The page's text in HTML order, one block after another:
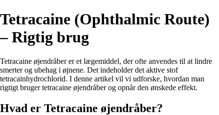
Tetracaine (Ophthalmic Route)
– Rigtig brug
Tetracaine øjendråber er et lægemiddel, der ofte anvendes til at lindre
smerter og ubehag i øjnene. Det indeholder det aktive stof
tetracainhydrochlorid. I denne artikel vil vi udforske, hvordan man
rigtigt bruger tetracaine øjendråber og opnår den ønskede effekt.
Hvad er Tetracaine øjendråber?